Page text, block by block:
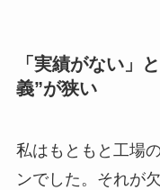
「実績がない」
義”が狭い
私はもともと工場
ンでした。それが